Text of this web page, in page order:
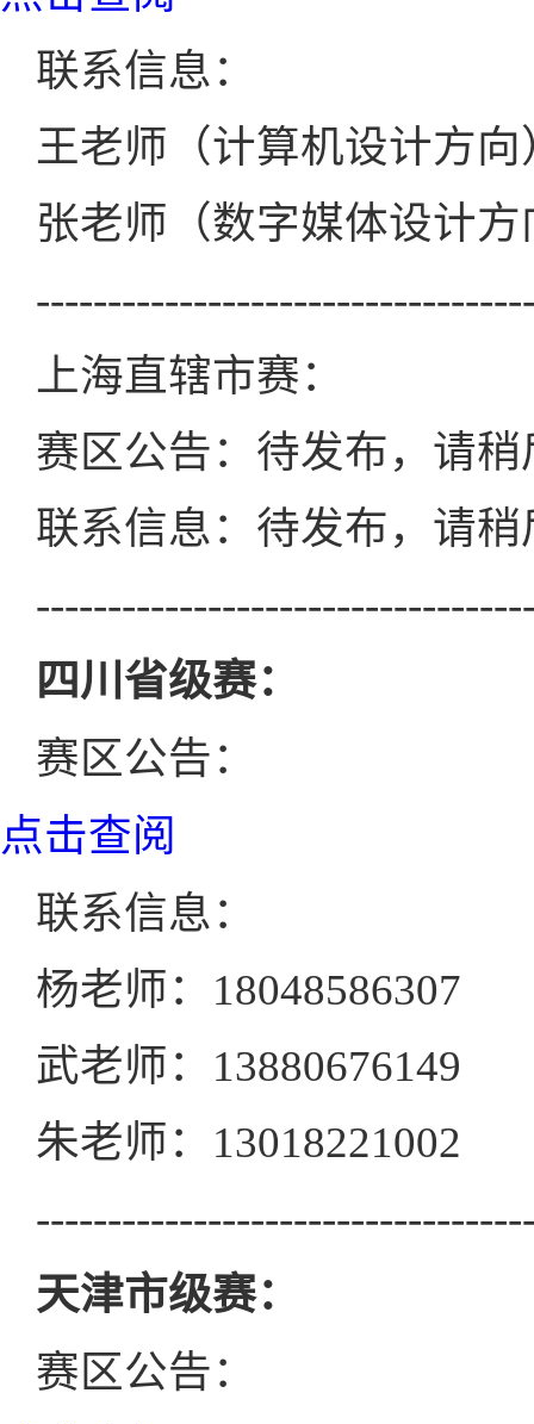
联系信息：
王老师（计算机设计方向
张老师（数字媒体设计方
上海直辖市赛：
赛区公告：待发布，请稍
联系信息：待发布，请稍
四川省级赛：
赛区公告：
点击查阅
联系信息：
杨老师：18048586307
武老师：13880676149
朱老师：13018221002
天津市级赛：
赛区公告：